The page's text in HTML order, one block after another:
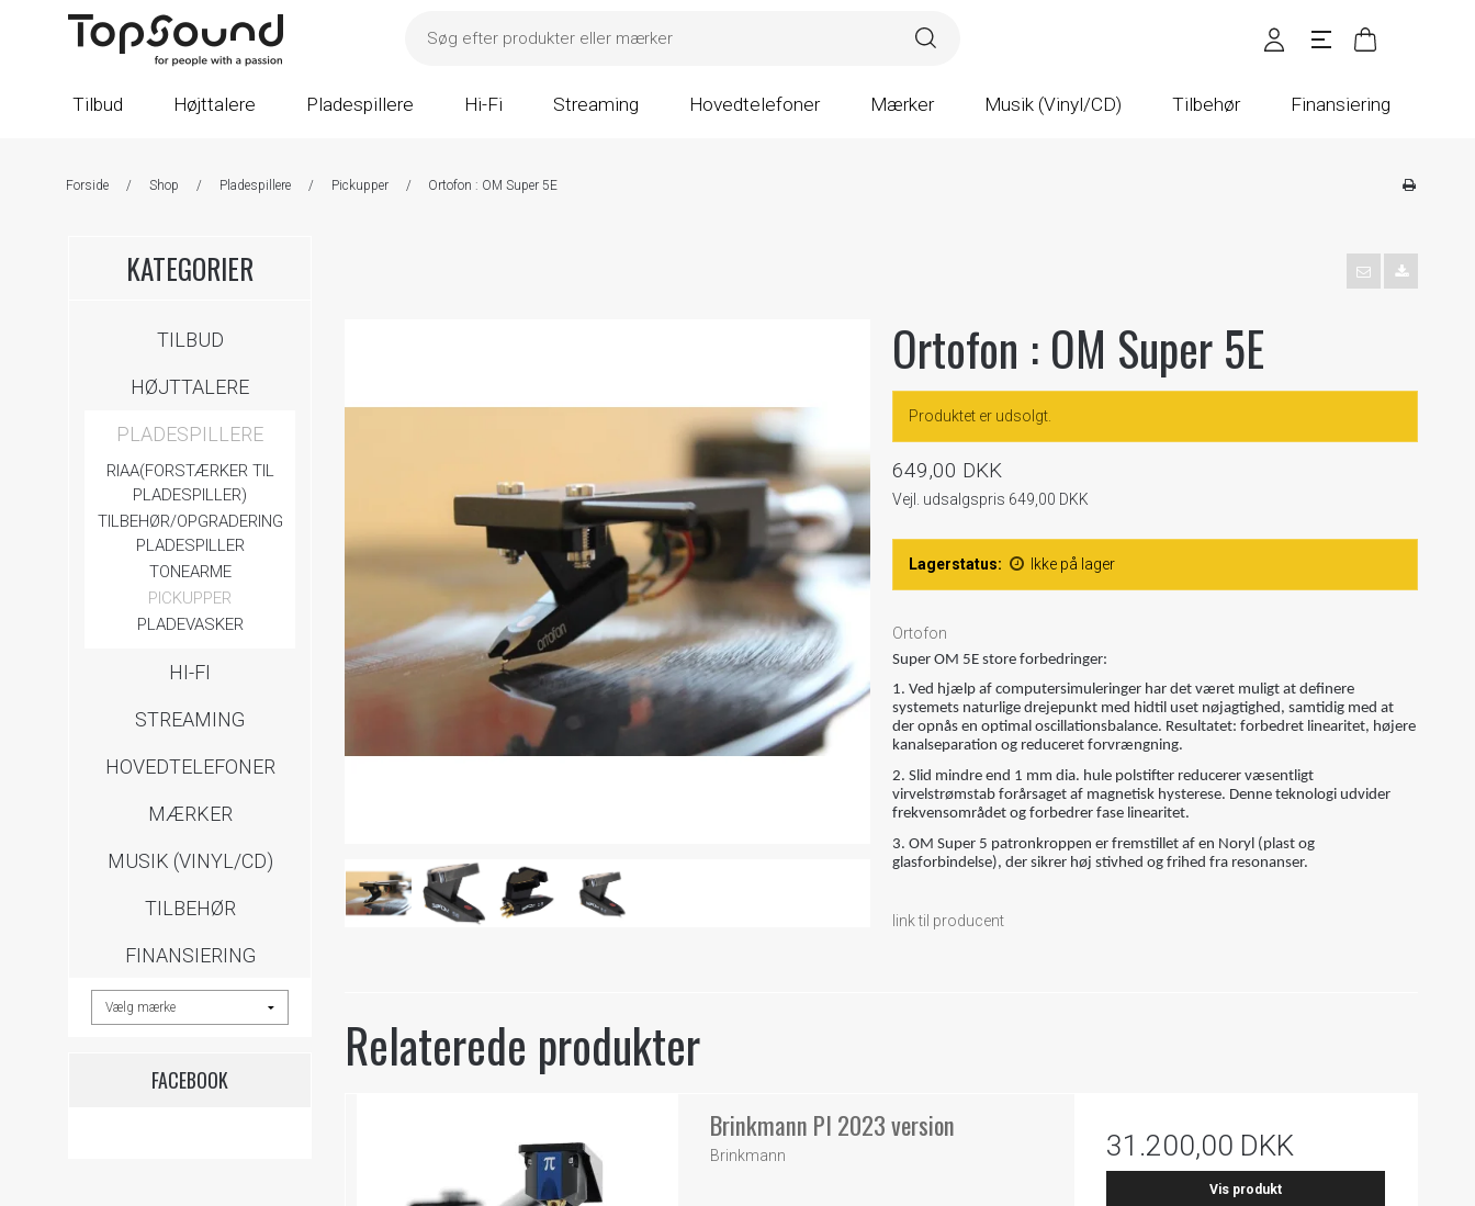
Tilbud Højttalere Pladespillere Hi-Fi Streaming Hovedtelefoner Mærker Musik (Vinyl/CD) Tilbehør Finansiering
Forside / Shop / Pladespillere / Pickupper / Ortofon : OM Super 5E
KATEGORIER
TILBUD
HØJTTALERE
PLADESPILLERE
RIAA(FORSTÆRKER TIL
PLADESPILLER)
TILBEHØR/OPGRADERING
PLADESPILLER
TONEARME
PICKUPPER
PLADEVASKER
HI-FI
STREAMING
HOVEDTELEFONER
MÆRKER
MUSIK (VINYL/CD)
TILBEHØR
FINANSIERING
FACEBOOK
Ortofon : OM Super 5E
Produktet er udsolgt.
649,00 DKK
Vejl. udsalgspris 649,00 DKK
Lagerstatus: Ikke på lager
Ortofon
Super OM 5E store forbedringer:
1. Ved hjælp af computersimuleringer har det været muligt at definere
systemets naturlige drejepunkt med hidtil uset nøjagtighed, samtidig med at
der opnås en optimal oscillationsbalance. Resultatet: forbedret linearitet, højere
kanalseparation og reduceret forvrængning.
2. Slid mindre end 1 mm dia. hule polstifter reducerer væsentligt
virvelstrømstab forårsaget af magnetisk hysterese. Denne teknologi udvider
frekvensområdet og forbedrer fase linearitet.
3. OM Super 5 patronkroppen er fremstillet af en Noryl (plast og
glasforbindelse), der sikrer høj stivhed og frihed fra resonanser.
link til producent
Relaterede produkter
Brinkmann PI 2023 version
Brinkmann 31.200,00 DKK
Vis produkt